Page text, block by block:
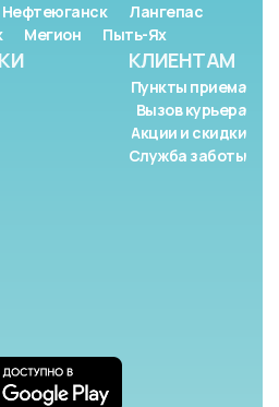
Нефтеюганск
Лангепас
Мегион Пыть-Ях
КЛИЕНТАМ
Пункты приема
Вызов курьера
Акции и скидки
Служба заботы